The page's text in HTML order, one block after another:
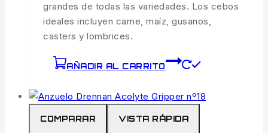
grandes de todas las variedades. Los cebos
ideales incluyen carne, maíz, gusanos,
casters y lombrices.
AÑADIR AL CARRITO
COMPARAR VISTA RÁPIDA